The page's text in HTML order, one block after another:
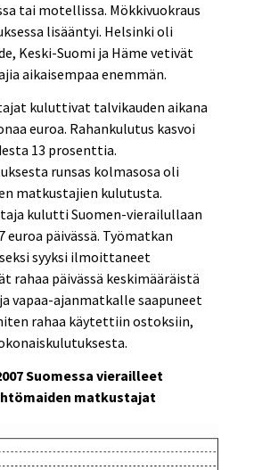
tai motellissa. Mökkivuokraus
lisääntyi. Helsinki oli
Keski-Suomi ja Häme vetivät
aikaisempaa enemmän.
kuluttivat talvikauden aikana
euroa. Rahankulutus kasvoi
13 prosenttia.
runsas kolmasosa oli
matkustajien kulutusta.
kulutti Suomen-vierailullaan
euroa päivässä. Työmatkan
syyksi ilmoittaneet
rahaa päivässä keskimääräistä
vapaa-ajanmatkalle saapuneet
rahaa käytettiin ostoksiin,
Suomessa vierailleet
matkustajat